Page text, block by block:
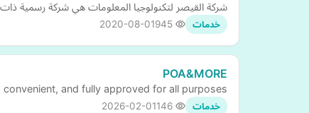
شركة القيصر لتكنولوجيا المعلومات هي شركة رسمية
خدمات 2020-08-01
POA&MORE
and fully approved for all purposes
خدمات 2026-02-01